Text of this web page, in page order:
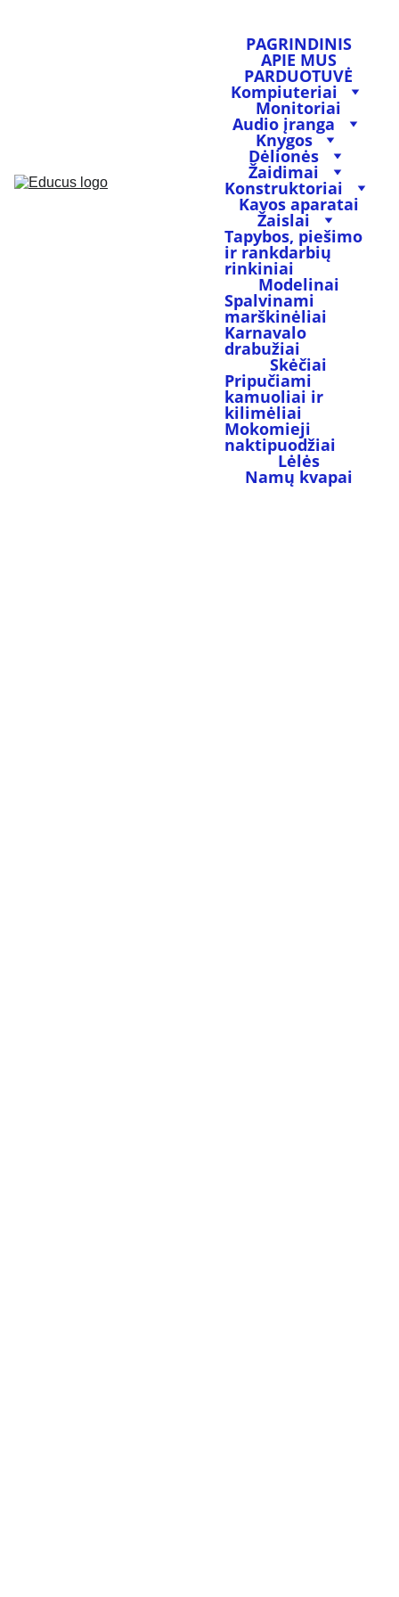
PAGRINDINIS
APIE MUS
PARDUOTUVĖ
Kompiuteriai
Monitoriai
Audio įranga
Knygos
Dėlionės
Žaidimai
Konstruktoriai
Kavos aparatai
Žaislai
Tapybos, piešimo
ir rankdarbių
rinkiniai
Modelinai
Spalvinami
marškinėliai
Karnavalo
drabužiai
Skėčiai
Pripučiami
kamuoliai ir
kilimėliai
Mokomieji
naktipuodžiai
Lėlės
Namų kvapai